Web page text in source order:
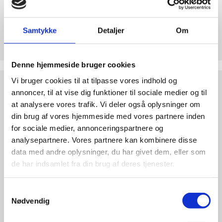
Samtykke Detaljer Om
Denne hjemmeside bruger cookies
Vi bruger cookies til at tilpasse vores indhold og
annoncer, til at vise dig funktioner til sociale medier og til
at analysere vores trafik. Vi deler også oplysninger om
din brug af vores hjemmeside med vores partnere inden
for sociale medier, annonceringspartnere og
analysepartnere. Vores partnere kan kombinere disse
data med andre oplysninger, du har givet dem, eller som
de har indsamlet fra din brug af deres tjenester.
Nødvendig
2.7:
Pro
Life
internationalt
3.0:
Nyheder
4.0:
Webshop
Støt Retten til Liv
Test
dine
argumenter